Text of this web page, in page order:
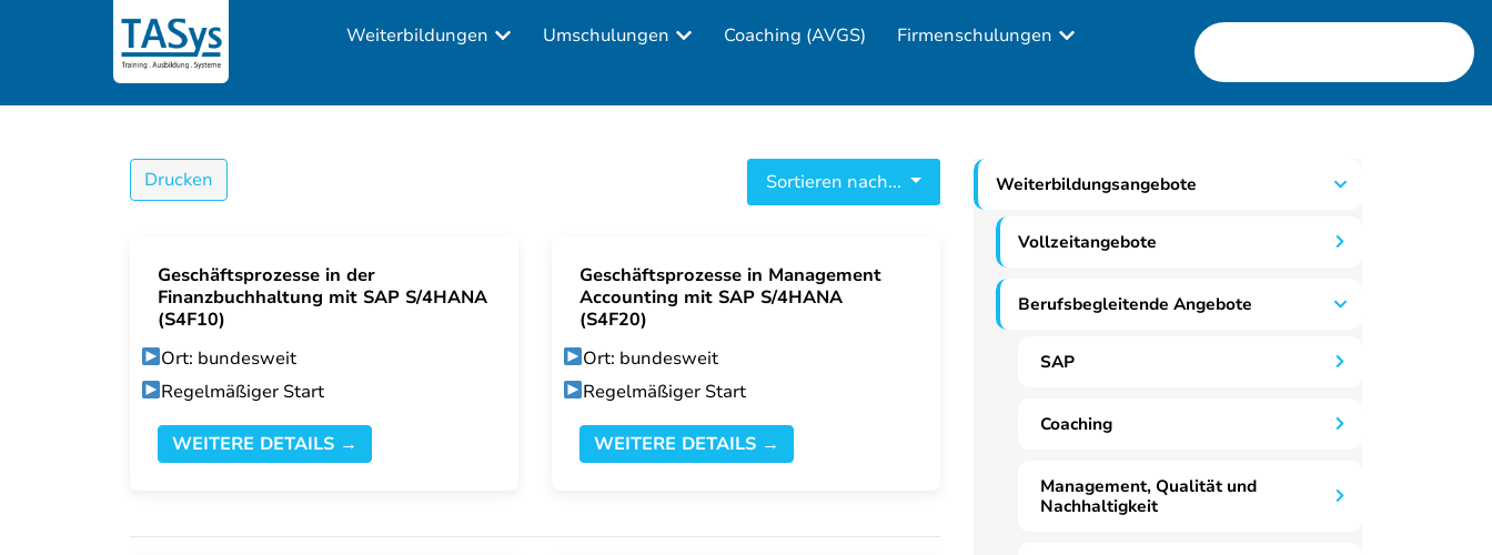
Weiterbildungen Umschulungen Coaching (AVGS) Firmenschulungen
Drucken Sortieren nach...
Geschäftsprozesse in der
Finanzbuchhaltung mit SAP S/4HANA
(S4F10)
Ort: bundesweit
Regelmäßiger Start
WEITERE DETAILS →
Geschäftsprozesse in Management
Accounting mit SAP S/4HANA
(S4F20)
Ort: bundesweit
Regelmäßiger Start
WEITERE DETAILS →
Weiterbildungsangebote
Vollzeitangebote
Berufsbegleitende Angebote
SAP
Coaching
Management, Qualität und
Nachhaltigkeit